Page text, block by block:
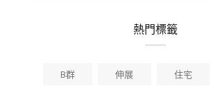
熱門標籤
B群 伸展 住宅